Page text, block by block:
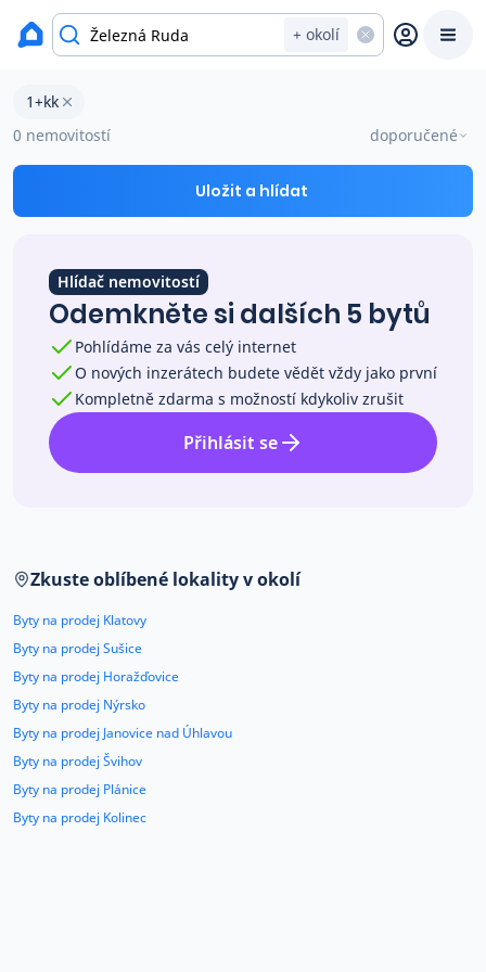
+ okolí
Prodat
Prodej s Reas.cz
Ceny prodaných nemovitostí
Okamžitý výkup
Přehled realitních makléřů
O nás
Kariéra
Kontakt
okres Klatovy
Byty 1+kk na prodej Železná Ruda
1+kk
0 nemovitostí
doporučené
Uložit a hlídat
Hlídač nemovitostí
Odemkněte si dalších 5 bytů
Pohlídáme za vás celý internet
O nových inzerátech budete vědět vždy jako první
Kompletně zdarma s možností kdykoliv zrušit
Přihlásit se
Zkuste oblíbené lokality v okolí
Byty na prodej Klatovy
Byty na prodej Sušice
Byty na prodej Horažďovice
Byty na prodej Nýrsko
Byty na prodej Janovice nad Úhlavou
Byty na prodej Švihov
Byty na prodej Plánice
Byty na prodej Kolinec